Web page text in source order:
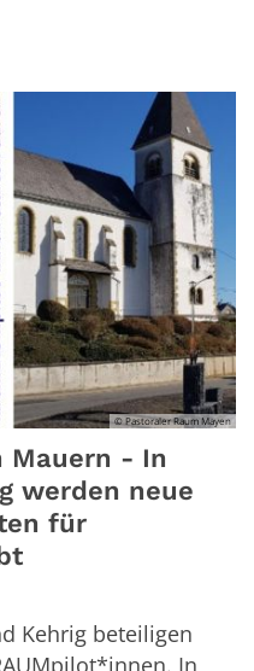
© Pastoraler Raum Mayen
Mauern - In
werden neue
für
Kehrig beteiligen
In